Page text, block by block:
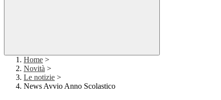
Home >
Novità >
Le notizie >
News Avvio Anno Scolastico